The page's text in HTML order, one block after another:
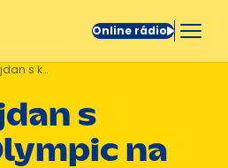
Online rádio
Český mejdan s kapelou Olympic na Impulsu
s
na